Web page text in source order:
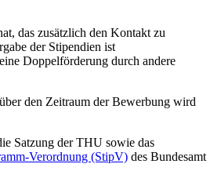
das zusätzlich den Kontakt zu
der Stipendien ist
Doppelförderung durch andere
den Zeitraum der Bewerbung wird
Satzung der THU sowie das
Verordnung (StipV)des Bundesamt